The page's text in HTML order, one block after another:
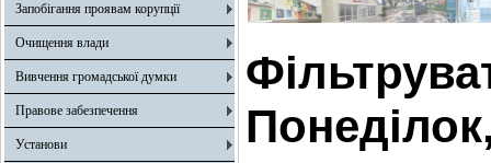
Запобігання проявам корупції
Очищення влади
Вивчення громадської думки
Правове забезпечення
Установи